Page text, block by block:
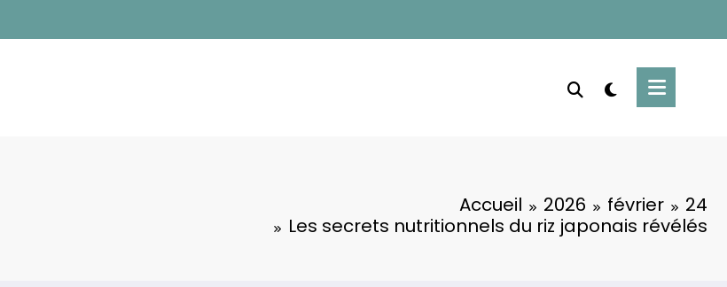
Accueil 2026 février
24
Les secrets nutritionnels du riz japonais révélés